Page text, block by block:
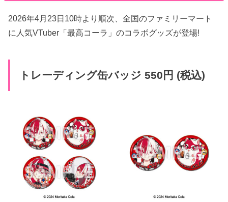
2026年4月23日10時より順次、全国のファミリーマート
に人気VTuber「最高コーラ」のコラボグッズが登場!
トレーディング缶バッジ 550円 (税込)